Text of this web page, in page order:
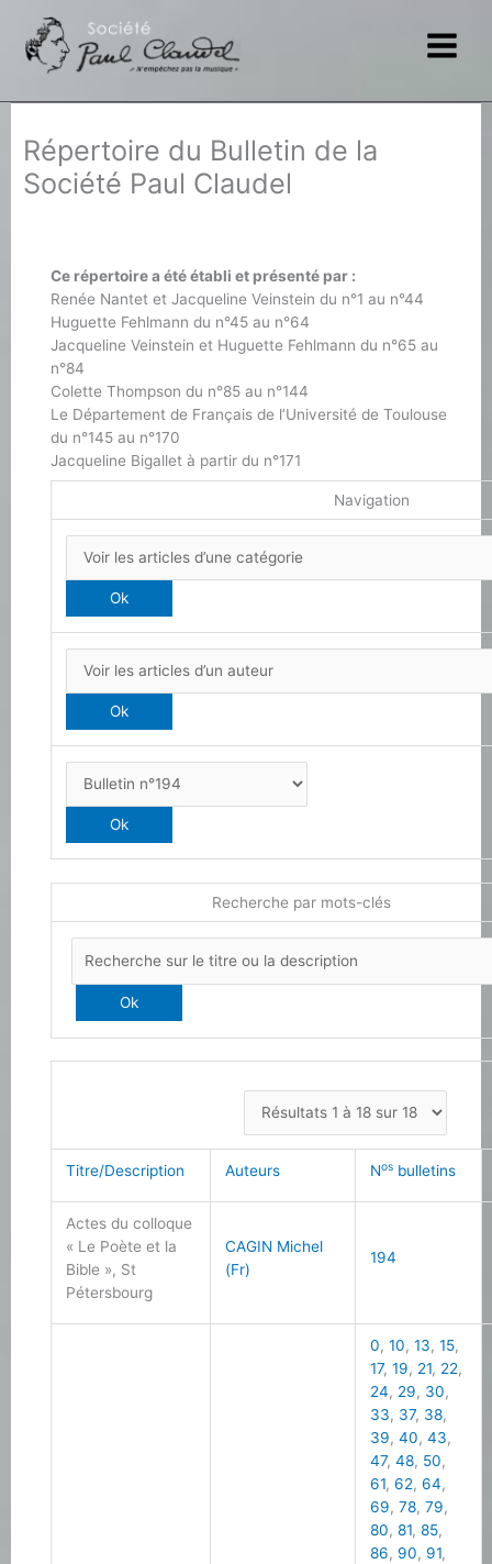
contenu
Répertoire du Bulletin de la
Société Paul Claudel
Ce répertoire a été établi et présenté par :
Renée Nantet et Jacqueline Veinstein du n°1 au n°44
Huguette Fehlmann du n°45 au n°64
Jacqueline Veinstein et Huguette Fehlmann du n°65 au
n°84
Colette Thompson du n°85 au n°144
Le Département de Français de l’Université de Toulouse
du n°145 au n°170
Jacqueline Bigallet à partir du n°171
Navigation
Recherche par mots-clés
Titre/Description Auteurs Nos bulletins
Actes du colloque
« Le Poète et la
Bible », St
Pétersbourg
CAGIN Michel
(Fr)
194
0,10,13,15,
17,19, 21, 22,
24, 29, 30,
33, 37, 38,
39,40,43,
47,48, 50,
61,62,64,
69,78,79,
80,81,85,
86, 90, 91,